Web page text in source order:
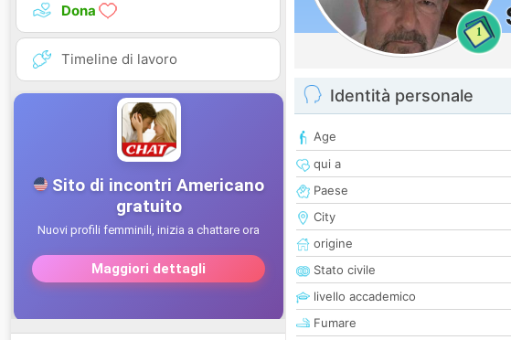
Dona
Timeline di lavoro
1
Identità personale
Age
qui a
Paese
City
origine
Stato civile
livello accademico
Fumare